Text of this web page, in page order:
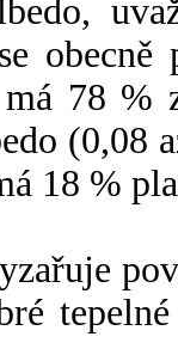
78 %
(0,08
18 %